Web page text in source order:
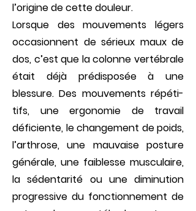
l’origine de cette douleur.
Lorsque des mouvements légers
occa­sionnent de sérieux maux de
dos, c’est que la colonne vertébrale
était déjà prédispo­sée à une
blessure. Des mouvements répéti­
tifs, une ergonomie de travail
déficiente, le changement de poids,
l’arthrose, une mauvai­se posture
générale, une faiblesse musculai­re,
la sédentarité ou une diminution
progressive du fonctionnement de